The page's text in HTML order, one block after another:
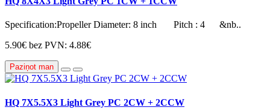
Specification:Propeller Diameter: 8 inch Pitch : 4 &nb..
5.90€ bez PVN: 4.88€
Paziņot man
HQ 7X5.5X3 Light Grey PC 2CW + 2CCW